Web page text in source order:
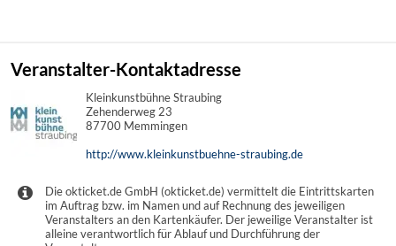
Veranstalter-Kontaktadresse
Kleinkunstbühne Straubing
Zehenderweg 23
87700 Memmingen
http://www.kleinkunstbuehne-straubing.de
Die okticket.de GmbH (okticket.de) vermittelt die Eintrittskarten
im Auftrag bzw. im Namen und auf Rechnung des jeweiligen
Veranstalters an den Kartenkäufer. Der jeweilige Veranstalter ist
alleine verantwortlich für Ablauf und Durchführung der